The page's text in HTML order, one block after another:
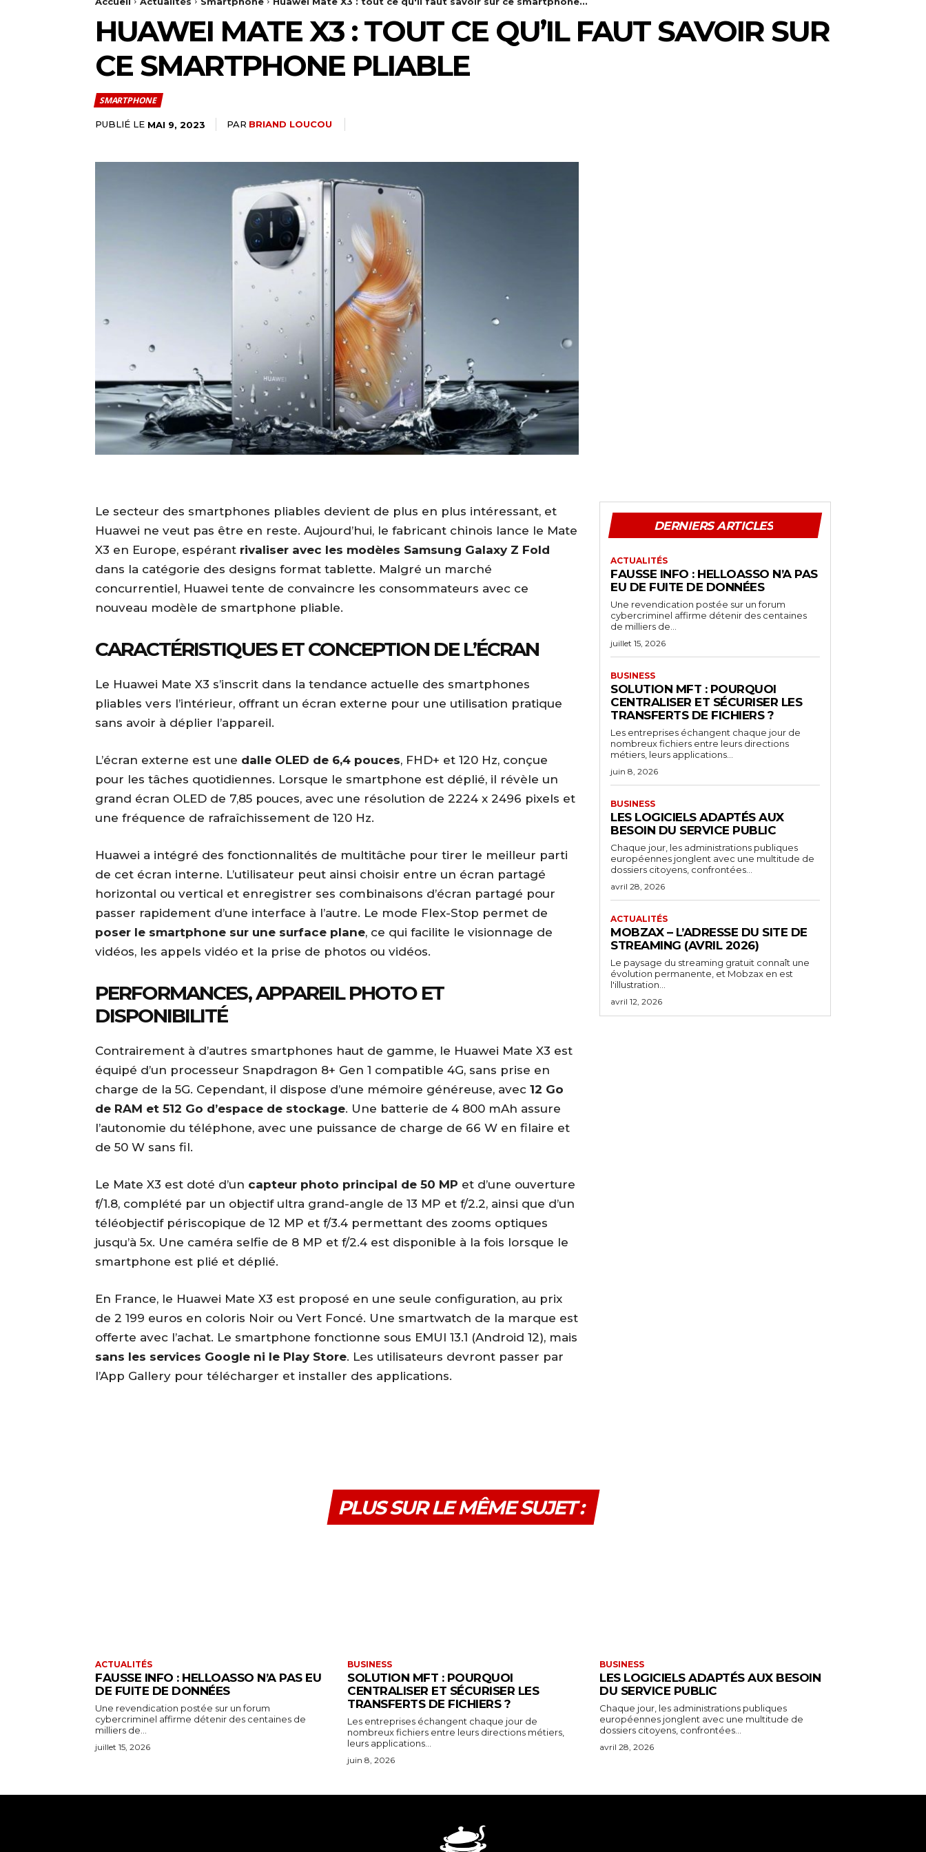
HUAWEI MATE X3 : TOUT CE QU’IL FAUT SAVOIR SUR
CE SMARTPHONE PLIABLE
SMARTPHONE
PUBLIÉ LE MAI 9, 2023 PAR BRIAND LOUCOU
Le secteur des smartphones pliables devient de plus en plus intéressant, et
Huawei ne veut pas être en reste. Aujourd’hui, le fabricant chinois lance le Mate
X3 en Europe, espérant rivaliser avec les modèles Samsung Galaxy Z Fold
dans la catégorie des designs format tablette. Malgré un marché
concurrentiel, Huawei tente de convaincre les consommateurs avec ce
nouveau modèle de smartphone pliable.
CARACTÉRISTIQUES ET CONCEPTION DE L’ÉCRAN
Le Huawei Mate X3 s’inscrit dans la tendance actuelle des smartphones
pliables vers l’intérieur, offrant un écran externe pour une utilisation pratique
sans avoir à déplier l’appareil.
L’écran externe est une dalle OLED de 6,4 pouces, FHD+ et 120 Hz, conçue
pour les tâches quotidiennes. Lorsque le smartphone est déplié, il révèle un
grand écran OLED de 7,85 pouces, avec une résolution de 2224 x 2496 pixels et
une fréquence de rafraîchissement de 120 Hz.
Huawei a intégré des fonctionnalités de multitâche pour tirer le meilleur parti
de cet écran interne. L’utilisateur peut ainsi choisir entre un écran partagé
horizontal ou vertical et enregistrer ses combinaisons d’écran partagé pour
passer rapidement d’une interface à l’autre. Le mode Flex-Stop permet de
poser le smartphone sur une surface plane, ce qui facilite le visionnage de
vidéos, les appels vidéo et la prise de photos ou vidéos.
PERFORMANCES, APPAREIL PHOTO ET
DISPONIBILITÉ
Contrairement à d’autres smartphones haut de gamme, le Huawei Mate X3 est
équipé d’un processeur Snapdragon 8+ Gen 1 compatible 4G, sans prise en
charge de la 5G. Cependant, il dispose d’une mémoire généreuse, avec 12 Go
de RAM et 512 Go d’espace de stockage. Une batterie de 4 800 mAh assure
l’autonomie du téléphone, avec une puissance de charge de 66 W en filaire et
de 50 W sans fil.
Le Mate X3 est doté d’un capteur photo principal de 50 MP et d’une ouverture
f/1.8, complété par un objectif ultra grand-angle de 13 MP et f/2.2, ainsi que d’un
téléobjectif périscopique de 12 MP et f/3.4 permettant des zooms optiques
jusqu’à 5x. Une caméra selfie de 8 MP et f/2.4 est disponible à la fois lorsque le
smartphone est plié et déplié.
En France, le Huawei Mate X3 est proposé en une seule configuration, au prix
de 2 199 euros en coloris Noir ou Vert Foncé. Une smartwatch de la marque est
offerte avec l’achat. Le smartphone fonctionne sous EMUI 13.1 (Android 12), mais
sans les services Google ni le Play Store. Les utilisateurs devront passer par
l’App Gallery pour télécharger et installer des applications.
DERNIERS ARTICLES
ACTUALITÉS
FAUSSE INFO : HELLOASSO N’A PAS
EU DE FUITE DE DONNÉES
Une revendication postée sur un forum
cybercriminel affirme détenir des centaines
de milliers de...
juillet 15, 2026
BUSINESS
SOLUTION MFT : POURQUOI
CENTRALISER ET SÉCURISER LES
TRANSFERTS DE FICHIERS ?
Les entreprises échangent chaque jour de
nombreux fichiers entre leurs directions
métiers, leurs applications...
juin 8, 2026
BUSINESS
LES LOGICIELS ADAPTÉS AUX
BESOIN DU SERVICE PUBLIC
Chaque jour, les administrations publiques
européennes jonglent avec une multitude de
dossiers citoyens, confrontées...
avril 28, 2026
ACTUALITÉS
MOBZAX – L’ADRESSE DU SITE DE
STREAMING (AVRIL 2026)
Le paysage du streaming gratuit connaît une
évolution permanente, et Mobzax en est
l'illustration...
avril 12, 2026
PLUS SUR LE MÊME SUJET :
ACTUALITÉS
FAUSSE INFO : HELLOASSO N’A PAS EU
DE FUITE DE DONNÉES
Une revendication postée sur un forum
cybercriminel affirme détenir des centaines de
milliers de...
juillet 15, 2026
BUSINESS
SOLUTION MFT : POURQUOI
CENTRALISER ET SÉCURISER LES
TRANSFERTS DE FICHIERS ?
Les entreprises échangent chaque jour de
nombreux fichiers entre leurs directions métiers,
leurs applications...
juin 8, 2026
BUSINESS
LES LOGICIELS ADAPTÉS AUX BESOIN
DU SERVICE PUBLIC
Chaque jour, les administrations publiques
européennes jonglent avec une multitude de
dossiers citoyens, confrontées...
avril 28, 2026